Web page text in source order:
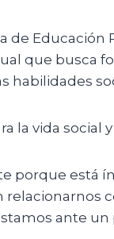
Educación
que busca
habilidades
la vida
porque está
ante